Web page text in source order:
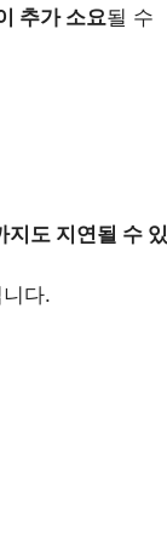
추가 소요될 수
지도 지연될 수 있
니다.